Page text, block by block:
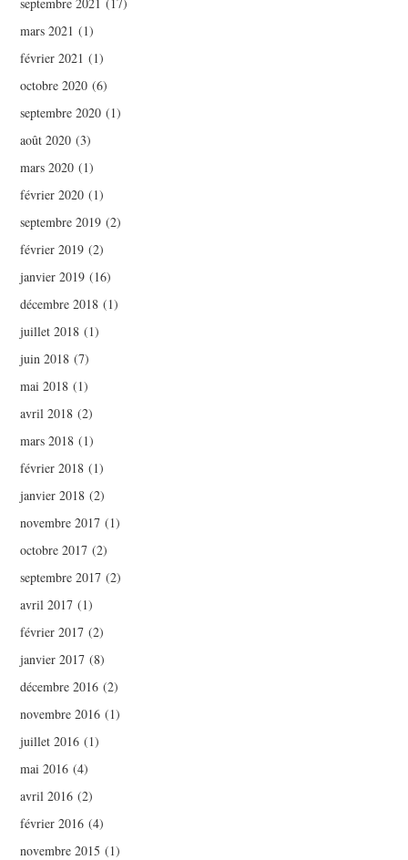
mars 2021 (1)
février 2021 (1)
octobre 2020 (6)
septembre 2020 (1)
août 2020 (3)
mars 2020 (1)
février 2020 (1)
septembre 2019 (2)
février 2019 (2)
janvier 2019 (16)
décembre 2018 (1)
juillet 2018 (1)
juin 2018 (7)
mai 2018 (1)
avril 2018 (2)
mars 2018 (1)
février 2018 (1)
janvier 2018 (2)
novembre 2017 (1)
octobre 2017 (2)
septembre 2017 (2)
avril 2017 (1)
février 2017 (2)
janvier 2017 (8)
décembre 2016 (2)
novembre 2016 (1)
juillet 2016 (1)
mai 2016 (4)
avril 2016 (2)
février 2016 (4)
novembre 2015 (1)